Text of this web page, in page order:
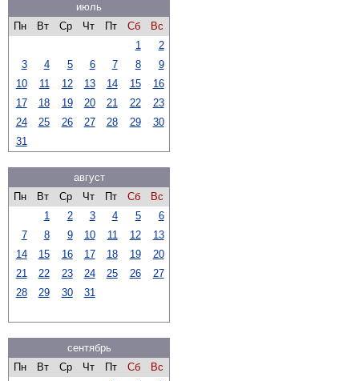
июль
Пн
Вт Ср Чт Пт Сб
Вс
1
2
3
4 5 6 7 8
9
10
11 12 13 14 15
16
17
18 19 20 21 22
23
24
25 26 27 28 29
30
31
август
Пн
Вт Ср Чт Пт Сб
Вс
1
2 3 4 5
6
7
8 9 10 11 12
13
14
15 16 17 18 19
20
21
22 23 24 25 26
27
28
29 30 31
сентябрь
Пн
Вт Ср Чт Пт Сб
Вс